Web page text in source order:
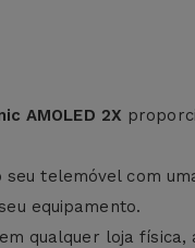
AMOLED 2X
telemóvel com
equipamento.
em qualquer loja física,